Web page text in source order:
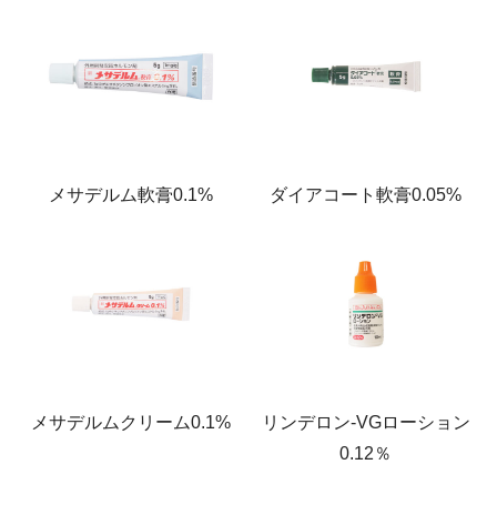
メサデルム軟膏0.1% ダイアコート軟膏0.05%
メサデルムクリーム0.1%
リンデロン-VGローション
0.12％